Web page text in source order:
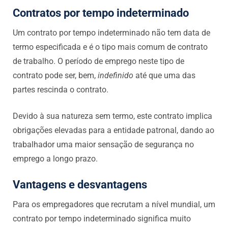
Contratos por tempo indeterminado
Um contrato por tempo indeterminado não tem data de
termo especificada e é o tipo mais comum de contrato
de trabalho. O período de emprego neste tipo de
contrato pode ser, bem, indefinido até que uma das
partes rescinda o contrato.
Devido à sua natureza sem termo, este contrato implica
obrigações elevadas para a entidade patronal, dando ao
trabalhador uma maior sensação de segurança no
emprego a longo prazo.
Vantagens e desvantagens
Para os empregadores que recrutam a nível mundial, um
contrato por tempo indeterminado significa muito